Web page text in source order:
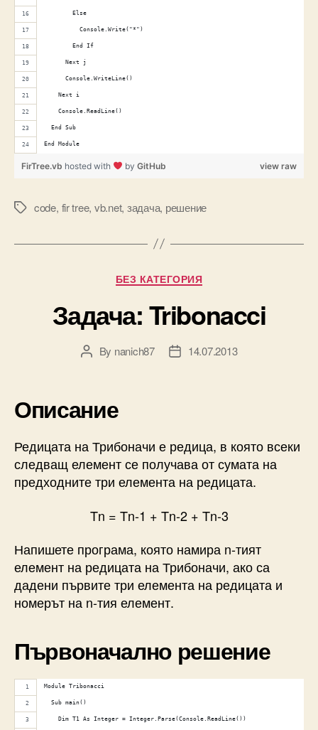
        Else
          Console.Write("*")
        End If
      Next j
      Console.WriteLine()
    Next i
    Console.ReadLine()
  End Sub
End Module
view raw
FirTree.vb hosted with by GitHub
Tagscode, fir tree, vb.net, задача, решение
Categories
БЕЗ КАТЕГОРИЯ
Задача: Tribonacci
PostBy nanich87
Post14.07.2013
Описание
Редицата на Трибоначи е редица, в която всеки
следващ елемент се получава от сумата на
предходните три елемента на редицата.
Tn = Tn-1 + Tn-2 + Tn-3
Напишете програма, която намира n-тият
елемент на редицата на Трибоначи, ако са
дадени първите три елемента на редицата и
номерът на n-тия елемент.
Първоначално решение
Module Tribonacci
  Sub main()
    Dim T1 As Integer = Integer.Parse(Console.ReadLine())